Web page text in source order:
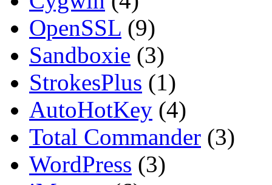
OpenSSL (9)
Sandboxie (3)
StrokesPlus (1)
AutoHotKey (4)
Total Commander (3)
WordPress (3)